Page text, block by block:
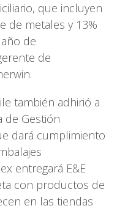
que incluyen
de metales y 13%
de
de
también adhirió a
de Gestión
dará cumplimiento
entregará E&E
con productos de
en las tiendas